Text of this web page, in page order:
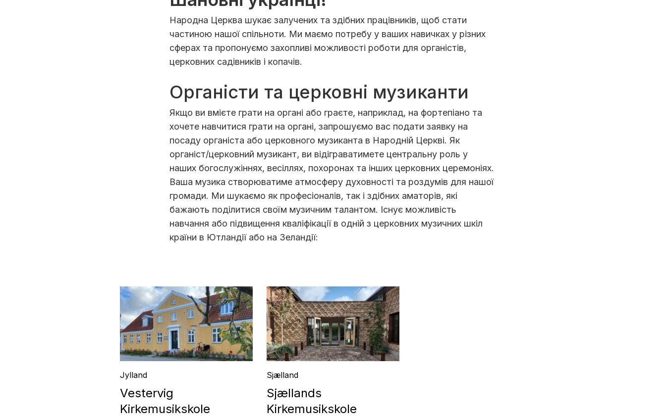
Народна Церква шукає залучених та здібних працівників, щоб стати
частиною нашої спільноти. Ми маємо потребу у ваших навичках у різних
сферах та пропонуємо захопливі можливості роботи для органістів,
церковних садівників і копачів.
Органісти та церковні музиканти
Якщо ви вмієте грати на органі або граєте, наприклад, на фортепіано та
хочете навчитися грати на органі, запрошуємо вас подати заявку на
посаду органіста або церковного музиканта в Народній Церкві. Як
органіст/церковний музикант, ви відіграватимете центральну роль у
наших богослужіннях, весіллях, похоронах та інших церковних церемоніях.
Ваша музика створюватиме атмосферу духовності та роздумів для нашої
громади. Ми шукаємо як професіоналів, так і здібних аматорів, які
бажають поділитися своїм музичним талантом. Існує можливість
навчання або підвищення кваліфікації в одній з церковних музичних шкіл
країни в Ютландії або на Зеландії:
Jylland
Vestervig
Kirkemusikskole
Sjælland
Sjællands
Kirkemusikskole